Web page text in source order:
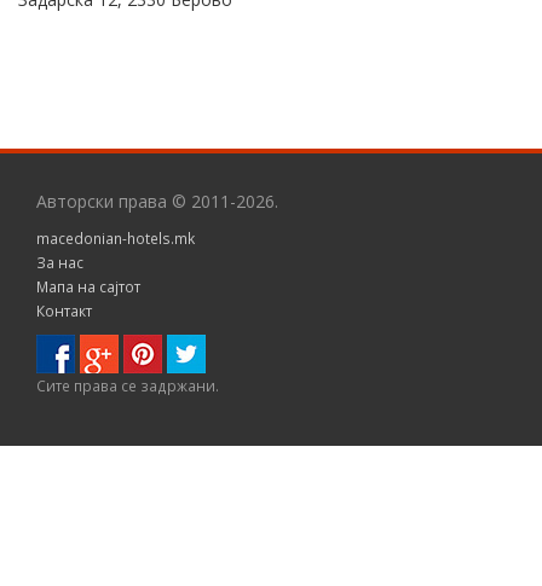
Авторски права © 2011-2026.
macedonian-hotels.mk
За нас
Мапа на сајтот
Контакт
Сите правa се задржани.